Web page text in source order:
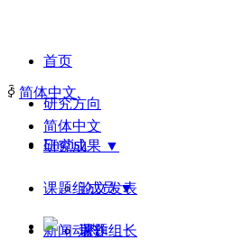
首页
研究方向
研究成果 ▼
论文发表
著作
课题组成员 ▼
课题组长
新闻动态
ꀅ 简体中文
简体中文
English